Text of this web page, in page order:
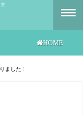
室
HOME
ました！